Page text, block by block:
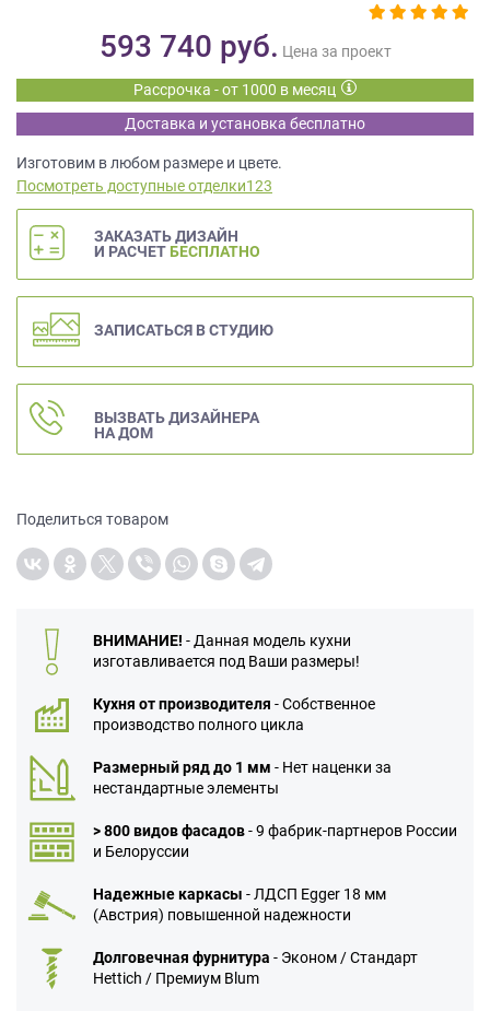
593 740 руб. Цена за проект
Рассрочка - от 1000 в месяц
Доставка и установка бесплатно
Изготовим в любом размере и цвете.
Посмотреть доступные отделки123
ЗАКАЗАТЬ ДИЗАЙН
И РАСЧЕТ БЕСПЛАТНО
ЗАПИСАТЬСЯ В СТУДИЮ
ВЫЗВАТЬ ДИЗАЙНЕРА
НА ДОМ
Поделиться товаром
ВНИМАНИЕ! - Данная модель кухни
изготавливается под Ваши размеры!
Кухня от производителя - Собственное
производство полного цикла
Размерный ряд до 1 мм - Нет наценки за
нестандартные элементы
> 800 видов фасадов- 9 фабрик-партнеров России
и Белоруссии
Надежные каркасы - ЛДСП Egger 18 мм
(Австрия) повышенной надежности
Долговечная фурнитура - Эконом / Стандарт
Hettich / Премиум Blum